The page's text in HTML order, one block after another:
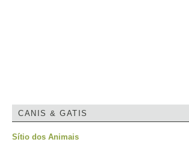
CANIS & GATIS
Sítio dos Animais